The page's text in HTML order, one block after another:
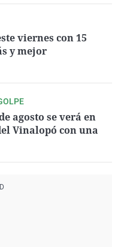
viernes con 15
y mejor
agosto se verá en
Vinalopó con una